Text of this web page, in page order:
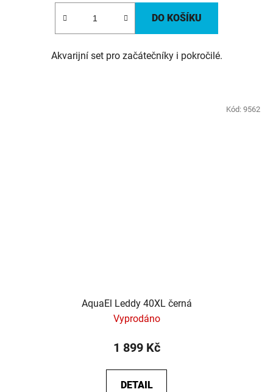
DO KOŠÍKU
Akvarijní set pro začátečníky i pokročilé.
AquaEl Leddy 40XL černá
Vyprodáno
1 899 Kč
DETAIL
Kód: 9562